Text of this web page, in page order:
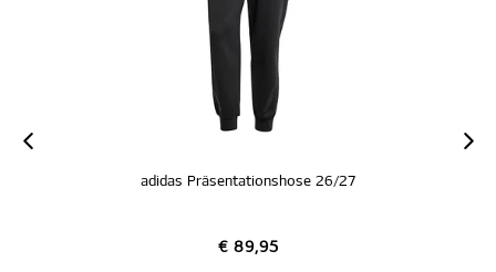
adidas Präsentationshose 26/27
€ 89,95